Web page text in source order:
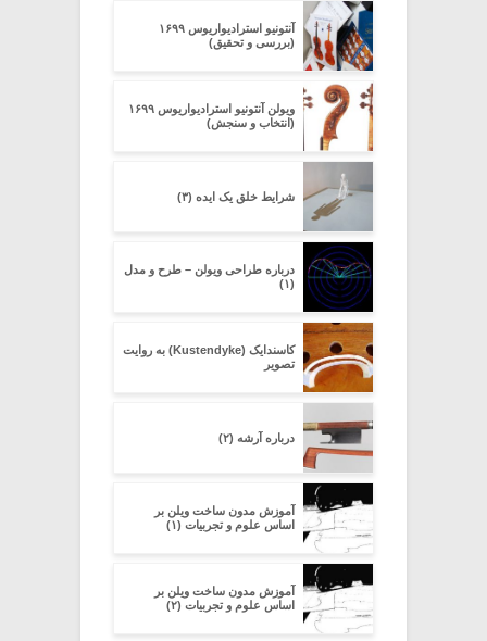
آنتونیو استرادیواریوس ۱۶۹۹
(بررسی و تحقیق)
ویولن آنتونیو استرادیواریوس ۱۶۹۹
(انتخاب و سنجش)
شرایط خلق یک ایده (۳)
درباره طراحی ویولن – طرح و مدل
(۱)
کاسندایک (Kustendyke) به روایت
تصویر
درباره آرشه (۲)
آموزش مدون ساخت ویلن بر
اساس علوم و تجربیات (۱)
آموزش مدون ساخت ویلن بر
اساس علوم و تجربیات (۲)